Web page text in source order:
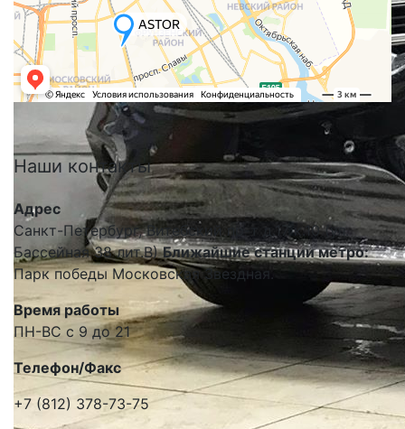
Наши контакты
Адрес
Санкт-Петербург, Витебский пр-т д.17 к.10 (ул.
Бассейная 38 лит.В)Ближайшие станции метро:
Парк победы Московская Звездная.
Время работы
ПН-ВС с 9 до 21
Телефон/Факс
+7 (812) 378-73-75